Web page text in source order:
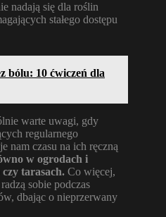
nadają się dla roślin
stałego dostępu
bólu: 10 ćwiczeń dla
warte uwagi, gdy
regularnego
nam czasu na ich ręczną
w ogrodach i
tarasach. Co więcej,
sobie podczas
dbając o nieprzerwany